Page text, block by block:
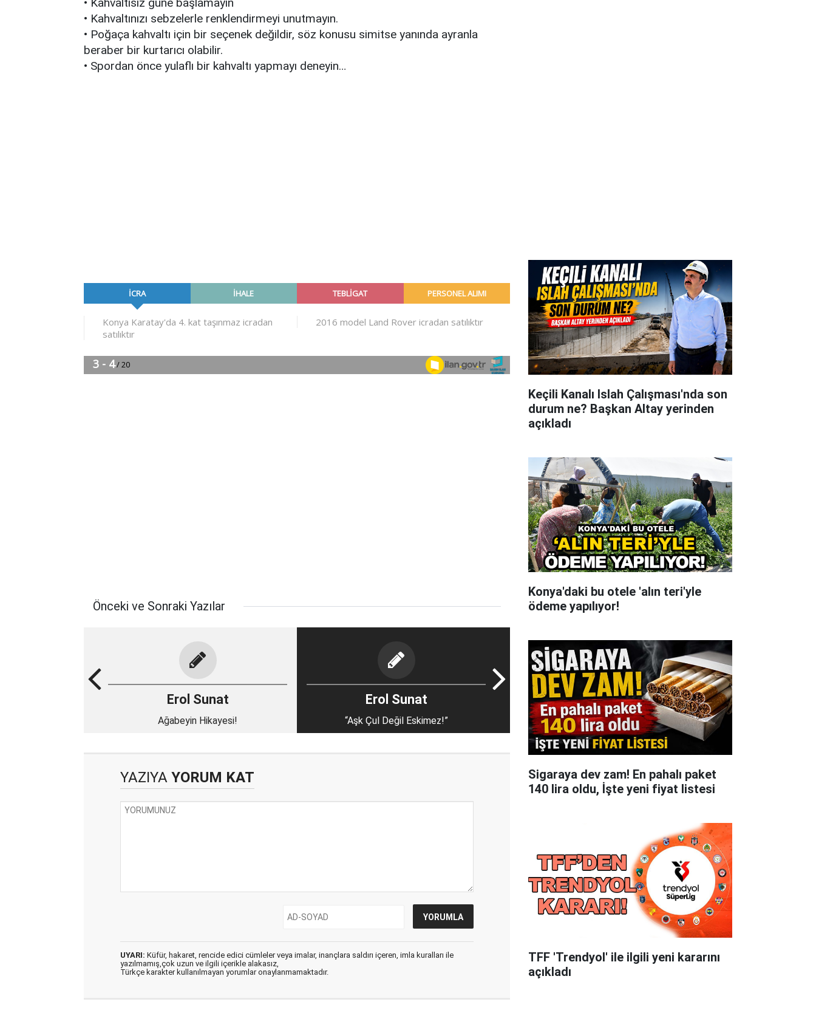
• Kahvaltınızı sebzelerle renklendirmeyi unutmayın.
• Poğaça kahvaltı için bir seçenek değildir, söz konusu simitse yanında ayranla
beraber bir kurtarıcı olabilir.
• Spordan önce yulaflı bir kahvaltı yapmayı deneyin…
Önceki ve Sonraki Yazılar
Erol Sunat
Ağabeyin Hikayesi!
Erol Sunat
“Aşk Çul Değil Eskimez!”
YAZIYA YORUM KAT
UYARI: Küfür, hakaret, rencide edici cümleler veya imalar, inançlara saldırı içeren, imla kuralları ile
yazılmamış,çok uzun ve ilgili içerikle alakasız,
Türkçe karakter kullanılmayan yorumlar onaylanmamaktadır.
Keçili Kanalı Islah Çalışması'nda son
durum ne? Başkan Altay yerinden
açıkladı
Konya'daki bu otele 'alın teri'yle
ödeme yapılıyor!
Sigaraya dev zam! En pahalı paket
140 lira oldu, İşte yeni fiyat listesi
TFF 'Trendyol' ile ilgili yeni kararını
açıkladı